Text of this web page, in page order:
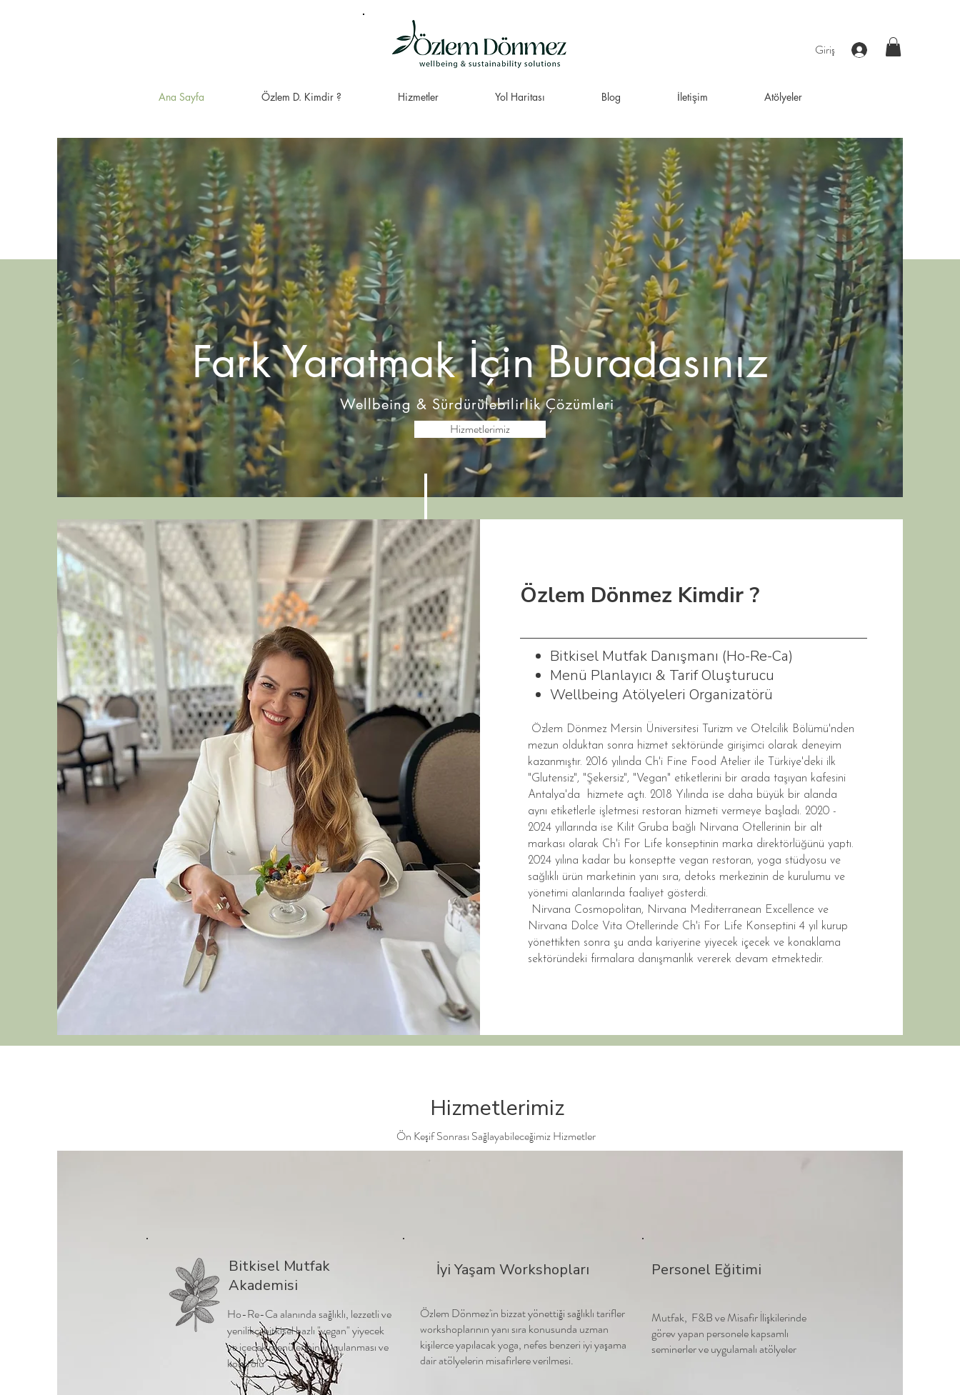
Giriş
Ana Sayfa Özlem D. Kimdir ? Hizmetler Yol Haritası Blog İletişim Atölyeler
Fark Yaratmak İçin Buradasınız
Wellbeing & Sürdürülebilirlik Çözümleri
Hizmetlerimiz
Özlem Dönmez Kimdir ?
Bitkisel Mutfak Danışmanı (Ho-Re-Ca)
Menü Planlayıcı & Tarif Oluşturucu
Wellbeing Atölyeleri Organizatörü
Özlem Dönmez Mersin Üniversitesi Turizm ve Otelcilik Bölümü'nden
mezun olduktan sonra hizmet sektöründe girişimci olarak deneyim
kazanmıştır. 2016 yılında Ch'i Fine Food Atelier ile Türkiye'deki ilk
"Glutensiz", "Şekersiz", "Vegan" etiketlerini bir arada taşıyan kafesini
Antalya'da hizmete açtı. 2018 Yılında ise daha büyük bir alanda
aynı etiketlerle işletmesi restoran hizmeti vermeye başladı. 2020 -
2024 yıllarında ise Kilit Gruba bağlı Nirvana Otellerinin bir alt
markası olarak Ch'i For Life konseptinin marka direktörlüğünü yaptı.
2024 yılına kadar bu konseptte vegan restoran, yoga stüdyosu ve
sağlıklı ürün marketinin yanı sıra, detoks merkezinin de kurulumu ve
yönetimi alanlarında faaliyet gösterdi.
Nirvana Cosmopolitan, Nirvana Mediterranean Excellence ve
Nirvana Dolce Vita Otellerinde Ch'i For Life Konseptini 4 yıl kurup
yönettikten sonra şu anda kariyerine yiyecek içecek ve konaklama
sektöründeki firmalara danışmanlık vererek devam etmektedir.
Hizmetlerimiz
Ön Keşif Sonrası Sağlayabileceğimiz Hizmetler
Bitkisel Mutfak
Akademisi
Ho-Re-Ca alanında sağlıklı, lezzetli ve
yenilikçi bitkisel bazlı "vegan" yiyecek
ve içecek menülerinin uygulanması ve
kontrolü
İyi Yaşam Workshopları
Özlem Dönmez'in bizzat yönettiği sağlıklı tarifler
workshoplarının yanı sıra konusunda uzman
kişilerce yapılacak yoga, nefes benzeri iyi yaşama
dair atölyelerin misafirlere verilmesi.
Personel Eğitimi
Mutfak, F&B ve Misafir İlişkilerinde
görev yapan personele kapsamlı
seminerler ve uygulamalı atölyeler